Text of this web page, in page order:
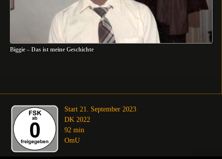
Biggie – Das ist meine Geschichte
Start 21. September 2023
DK 2022
92 min
OmU